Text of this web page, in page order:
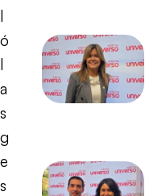
l
ó
l
a
s
g
e
s